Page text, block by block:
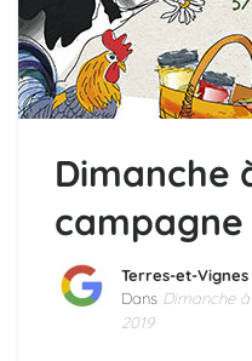
Dimanche
campagne
Terres-et-Vignes
Dans Dimanche
2019